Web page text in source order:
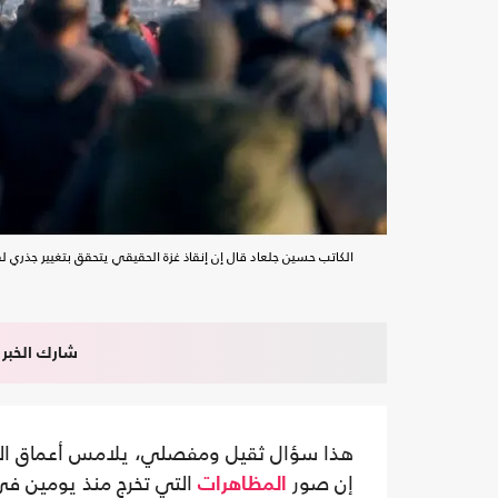
الكاتب حسين جلعاد قال إن إنقاذ غزة الحقيقي يتحقق بتغيير
شارك الخبر
هذا سؤال ثقيل ومفصلي، يلامس أعماق
إن صور
المظاهرات التي تخرج منذ يومين